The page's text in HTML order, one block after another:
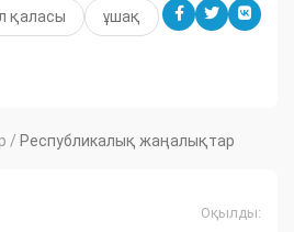
қаласы ұшақ
/ Республикалық жаңалықтар
Оқылды: